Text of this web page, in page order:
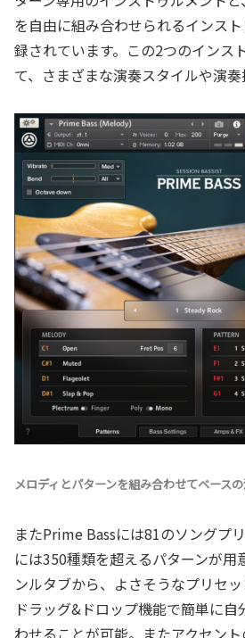
を自由に組み合わせられるインス
録されています。この2つのインス
て、さまざまな演奏スタイルや演奏
メロディとパターンを組み合わせてベース
またPrime Bassには81のソングプ
には350種類を超えるパターンが用
ンルタブから、よさそうなプリセ
ドラッグ&ドロップ機能で簡単に
わせることが可能。またアクセン